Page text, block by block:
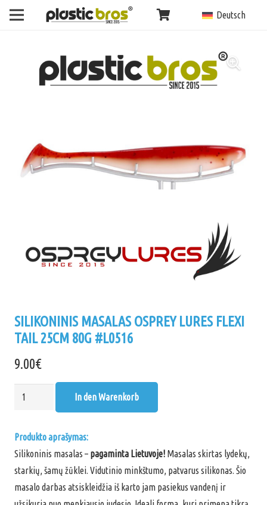
Deutsch
SILIKONINIS MASALAS OSPREY LURES FLEXI
TAIL 25CM 80G #L0516
9.00€
Silikoninis
Lures
FLEXI
TAIL
25cm
In den Warenkorb
Produkto aprašymas:
Silikoninis masalas – pagaminta Lietuvoje! Masalas skirtas lydekų,
starkių, šamų žūklei. Vidutinio minkštumo, patvarus silikonas. Šio
masalo darbas atsiskleidžia iš karto jam pasiekus vandenį ir